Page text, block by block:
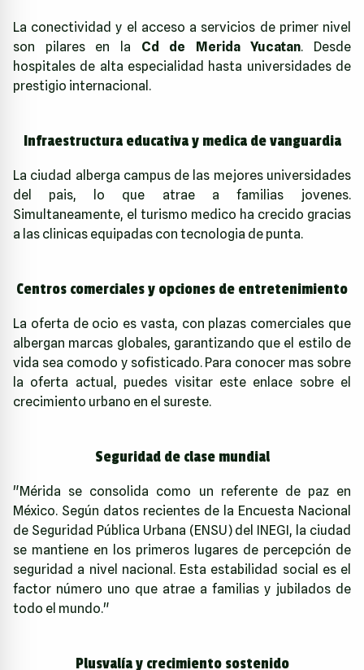
La conectividad y el acceso a servicios de primer nivel
son pilares en la Cd de Merida Yucatan. Desde
hospitales de alta especialidad hasta universidades de
prestigio internacional.
Infraestructura educativa y medica de vanguardia
La ciudad alberga campus de las mejores universidades
del pais, lo que atrae a familias jovenes.
Simultaneamente, el turismo medico ha crecido gracias
a las clinicas equipadas con tecnologia de punta.
Centros comerciales y opciones de entretenimiento
La oferta de ocio es vasta, con plazas comerciales que
albergan marcas globales, garantizando que el estilo de
vida sea comodo y sofisticado. Para conocer mas sobre
la oferta actual, puedes visitar este enlace sobre el
crecimiento urbano en el sureste.
Seguridad de clase mundial
"Mérida se consolida como un referente de paz en
México. Según datos recientes de la Encuesta Nacional
de Seguridad Pública Urbana (ENSU) del INEGI, la ciudad
se mantiene en los primeros lugares de percepción de
seguridad a nivel nacional. Esta estabilidad social es el
factor número uno que atrae a familias y jubilados de
todo el mundo."
Plusvalía y crecimiento sostenido